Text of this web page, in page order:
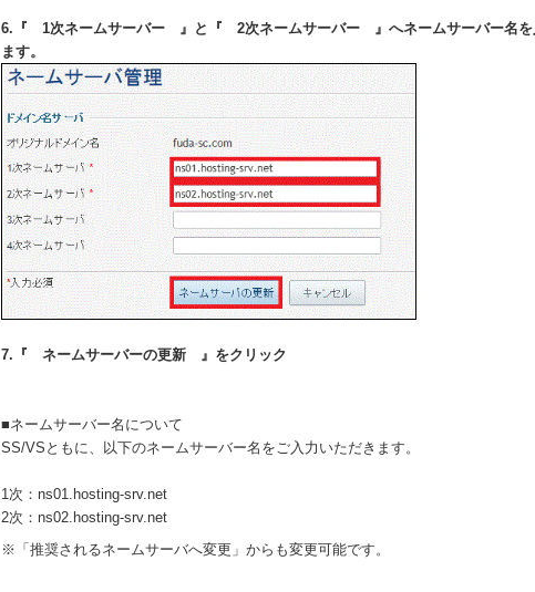
6.『 1次ネームサーバー 』と『 2次ネームサーバー 』へネームサーバー名を
ます。
7.『 ネームサーバーの更新 』をクリック
■ネームサーバー名について
SS/VSともに、以下のネームサーバー名をご入力いただきます。
1次：ns01.hosting-srv.net
2次：ns02.hosting-srv.net
※「推奨されるネームサーバへ変更」からも変更可能です。